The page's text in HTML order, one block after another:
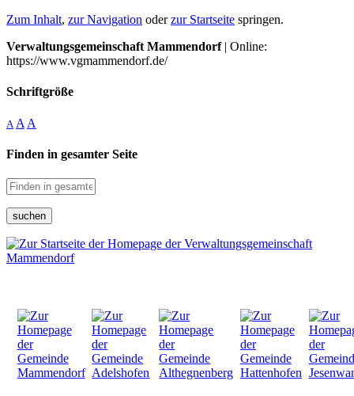
Zum Inhalt, zur Navigation oderzur Startseite springen.
Verwaltungsgemeinschaft Mammendorf| Online:
https://www.vgmammendorf.de/
Schriftgröße
A A A
Finden in gesamter Seite
suchen